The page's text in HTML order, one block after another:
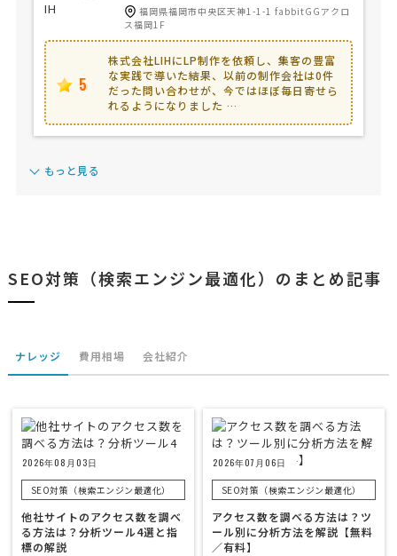
福岡県福岡市中央区天神1-1-1 fabbitGGアクロ
ス福岡1F
5
株式会社LIHにLP制作を依頼し、集客の豊富
な実践で導いた結果、以前の制作会社は0件
だった問い合わせが、今ではほぼ毎日寄せら
れるようになりました …
もっと見る
SEO対策（検索エンジン最適化）のまとめ記事
ナレッジ 費用相場 会社紹介
2026年08月03日
SEO対策（検索エンジン最適化）
他社サイトのアクセス数を調べ
る方法は？分析ツール4選と指
標の解説
2026年07月06日
SEO対策（検索エンジン最適化）
アクセス数を調べる方法は？ツ
ール別に分析方法を解説【無料
／有料】